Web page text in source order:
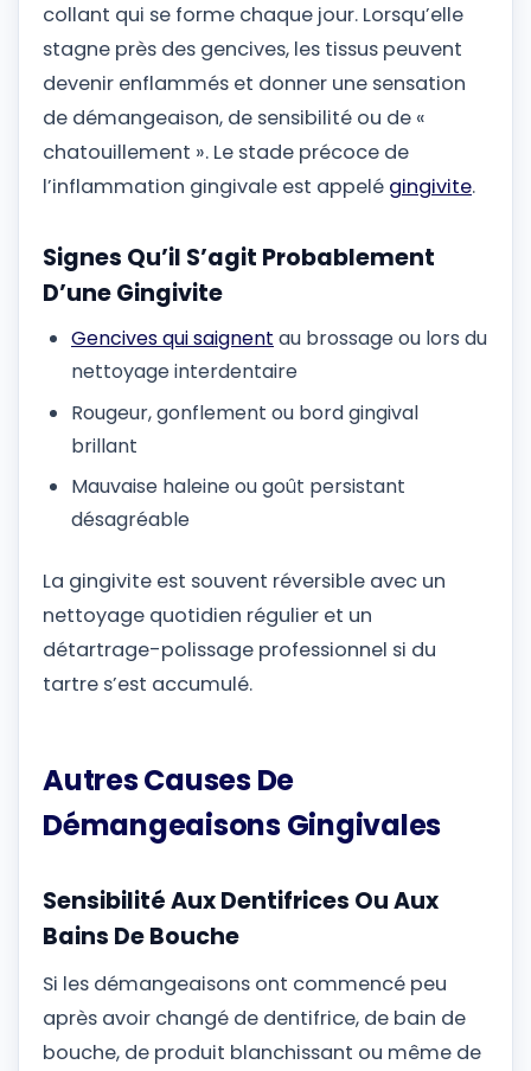
collant qui se forme chaque jour. Lorsqu’elle
stagne près des gencives, les tissus peuvent
devenir enflammés et donner une sensation
de démangeaison, de sensibilité ou de «
chatouillement ». Le stade précoce de
l’inflammation gingivale est appelé gingivite.
Signes Qu’il S’agit Probablement
D’une Gingivite
Gencives qui saignent au brossage ou lors du
nettoyage interdentaire
Rougeur, gonflement ou bord gingival
brillant
Mauvaise haleine ou goût persistant
désagréable
La gingivite est souvent réversible avec un
nettoyage quotidien régulier et un
détartrage-polissage professionnel si du
tartre s’est accumulé.
Autres Causes De
Démangeaisons Gingivales
Sensibilité Aux Dentifrices Ou Aux
Bains De Bouche
Si les démangeaisons ont commencé peu
après avoir changé de dentifrice, de bain de
bouche, de produit blanchissant ou même de